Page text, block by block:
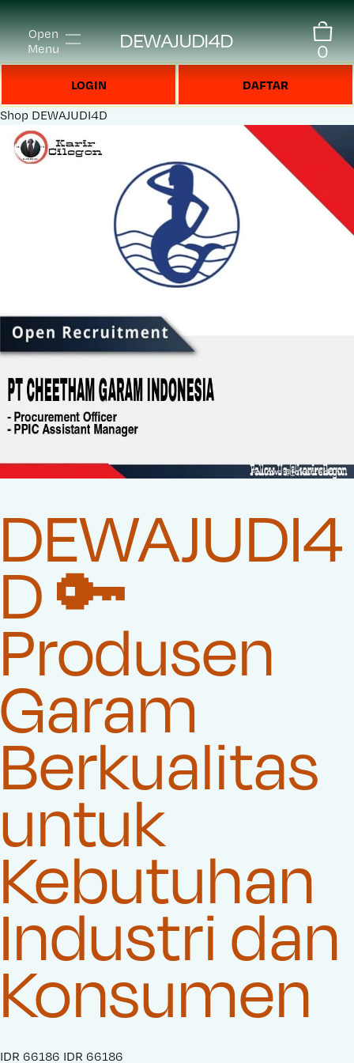
Open
Menu
DEWAJUDI4D 0
LOGIN DAFTAR
Shop DEWAJUDI4D
DEWAJUDI4
D 🔑
Produsen
Garam
Berkualitas
untuk
Kebutuhan
Industri dan
Konsumen
S
IDR 66186 O
IDR 66186